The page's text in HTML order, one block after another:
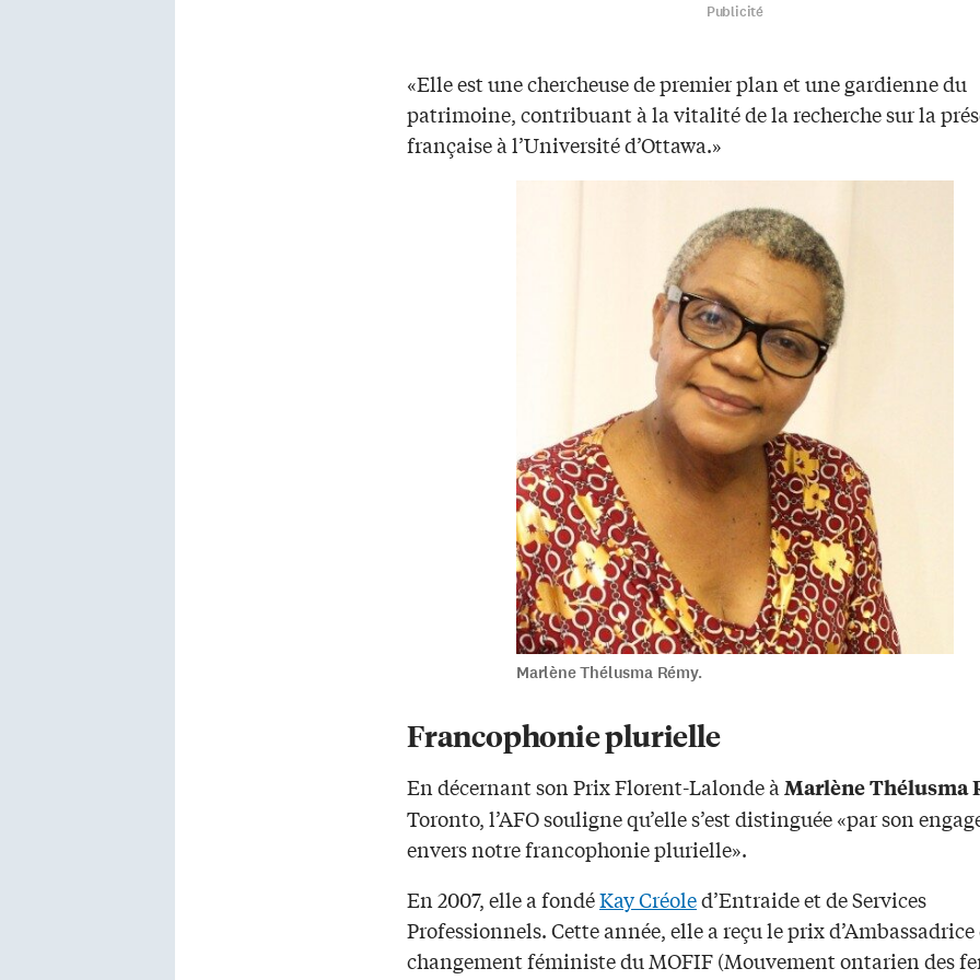
Publicité
«Elle est une chercheuse de premier plan et une gardienne du
patrimoine, contribuant à la vitalité de la recherche sur la
française à l’Université d’Ottawa.»
Marlène Thélusma Rémy.
Francophonie plurielle
En décernant son Prix Florent-Lalonde à Marlène Thélusma
Toronto, l’AFO souligne qu’elle s’est distinguée «par son
envers notre francophonie plurielle».
En 2007, elle a fondéKay Créoled’Entraide et de Services
Professionnels. Cette année, elle a reçu le prix d’Ambassadrice
changement féministe du MOFIF (Mouvement ontarien des